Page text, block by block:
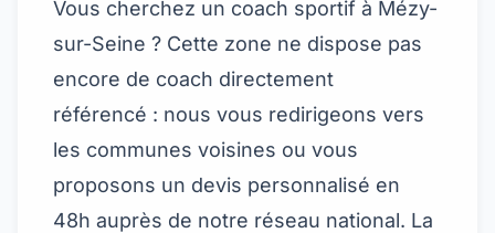
Vous cherchez un coach sportif à Mézy-
sur-Seine ? Cette zone ne dispose pas
encore de coach directement
référencé : nous vous redirigeons vers
les communes voisines ou vous
proposons un devis personnalisé en
48h auprès de notre réseau national. La